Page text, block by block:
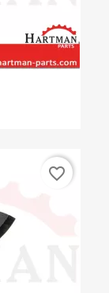
favorite_border